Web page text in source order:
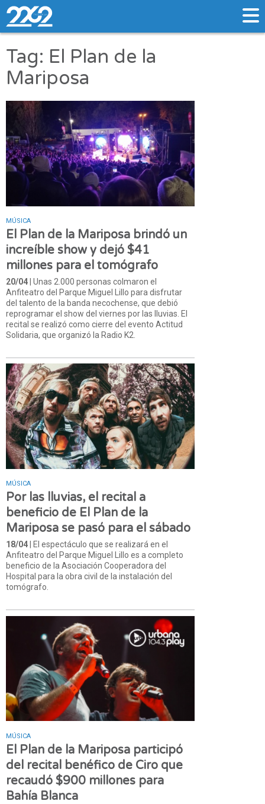
Tag: El Plan de la
Mariposa
MÚSICA
El Plan de la Mariposa brindó un
increíble show y dejó $41
millones para el tomógrafo
20/04 | Unas 2.000 personas colmaron el
Anfiteatro del Parque Miguel Lillo para disfrutar
del talento de la banda necochense, que debió
reprogramar el show del viernes por las lluvias. El
recital se realizó como cierre del evento Actitud
Solidaria, que organizó la Radio K2.
MÚSICA
Por las lluvias, el recital a
beneficio de El Plan de la
Mariposa se pasó para el sábado
18/04 | El espectáculo que se realizará en el
Anfiteatro del Parque Miguel Lillo es a completo
beneficio de la Asociación Cooperadora del
Hospital para la obra civil de la instalación del
tomógrafo.
MÚSICA
El Plan de la Mariposa participó
del recital benéfico de Ciro que
recaudó $900 millones para
Bahía Blanca